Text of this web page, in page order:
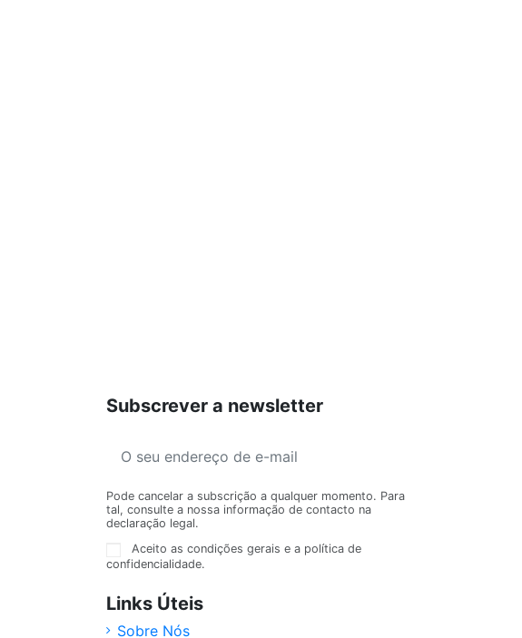
Subscrever a newsletter
Pode cancelar a subscrição a qualquer momento. Para
tal, consulte a nossa informação de contacto na
declaração legal.
Aceito as condições gerais e a política de
confidencialidade.
Links Úteis
Sobre Nós